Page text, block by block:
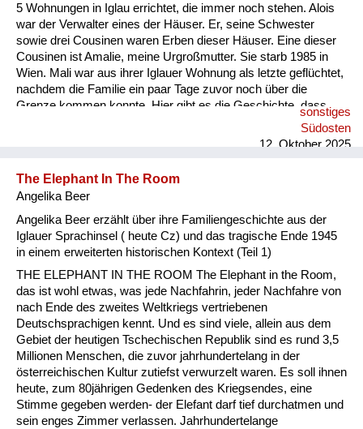
5 Wohnungen in Iglau errichtet, die immer noch stehen. Alois
war der Verwalter eines der Häuser. Er, seine Schwester
sowie drei Cousinen waren Erben dieser Häuser. Eine dieser
Cousinen ist Amalie, meine Urgroßmutter. Sie starb 1985 in
Wien. Mali war aus ihrer Iglauer Wohnung als letzte geflüchtet,
nachdem die Familie ein paar Tage zuvor noch über die
Grenze kommen konnte. Hier gibt es die Geschichte, dass
mein Großvater sie mit einem Miet- Kleintransporter in letzter
Minute abholen konnte, nachdem ein Anruf oder Telegramm
um“. Das einzige, was sie von 500 Jahren Iglauer
Familiengeschichte mitnehmen konnten, war eine kleine,
silberne St...
sonstiges
Südosten
12. Oktober 2025
The Elephant In The Room
Angelika Beer
Angelika Beer erzählt über ihre Familiengeschichte aus der
Iglauer Sprachinsel ( heute Cz) und das tragische Ende 1945
in einem erweiterten historischen Kontext (Teil 1)
THE ELEPHANT IN THE ROOM The Elephant in the Room,
das ist wohl etwas, was jede Nachfahrin, jeder Nachfahre von
nach Ende des zweites Weltkriegs vertriebenen
Deutschsprachigen kennt. Und es sind viele, allein aus dem
Gebiet der heutigen Tschechischen Republik sind es rund 3,5
Millionen Menschen, die zuvor jahrhundertelang in der
österreichischen Kultur zutiefst verwurzelt waren. Es soll ihnen
heute, zum 80jährigen Gedenken des Kriegsendes, eine
Stimme gegeben werden- der Elefant darf tief durchatmen und
sein enges Zimmer verlassen. Jahrhundertelange